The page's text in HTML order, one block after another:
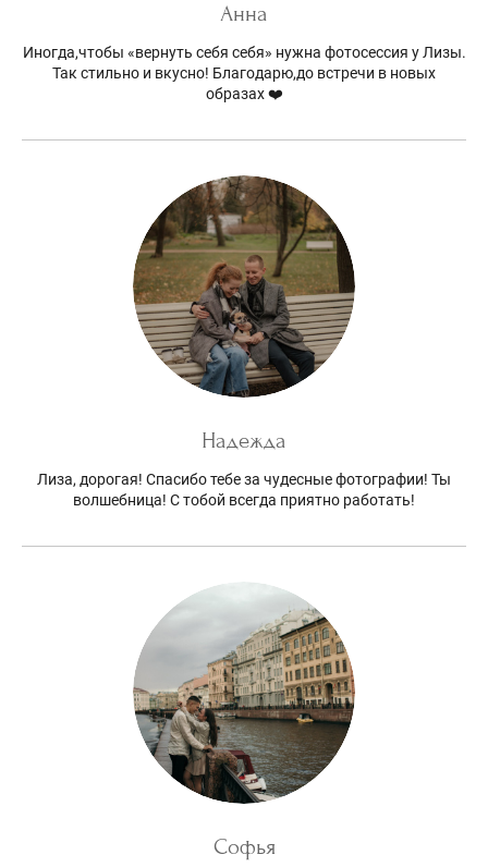
Анна
Иногда,чтобы «вернуть себя себя» нужна фотосессия у Лизы.
Так стильно и вкусно! Благодарю,до встречи в новых
образах ❤️
Надежда
Лиза, дорогая! Спасибо тебе за чудесные фотографии! Ты
волшебница! С тобой всегда приятно работать!
Софья